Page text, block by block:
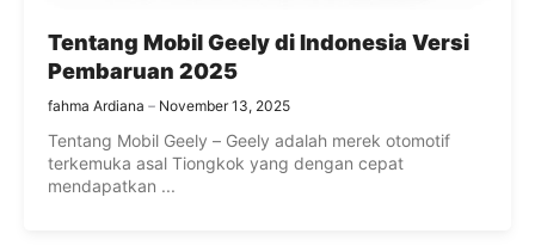
Tentang Mobil Geely di Indonesia Versi
Pembaruan 2025
fahma Ardiana November 13, 2025
Tentang Mobil Geely – Geely adalah merek otomotif
terkemuka asal Tiongkok yang dengan cepat
mendapatkan ...